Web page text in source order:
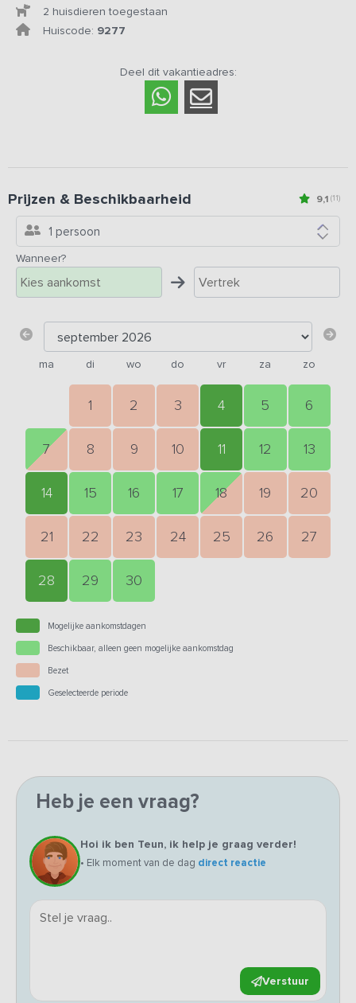
2 huisdieren toegestaan
Huiscode: 9277
Deel dit vakantieadres:
9,1 (11)
Prijzen & Beschikbaarheid
1 persoon
Wanneer?
ma di wo do vr za zo
1 2 3 4 5 6
7 8 9 10 11 12 13
14 15 16 17 18 19 20
21 22 23 24 25 26 27
28 29 30
Mogelijke aankomstdagen
Beschikbaar, alleen geen mogelijke aankomstdag
Bezet
Geselecteerde periode
Heb je een vraag?
Hoi ik ben Teun, ik help je graag verder!
• Elk moment van de dag direct reactie
Verstuur